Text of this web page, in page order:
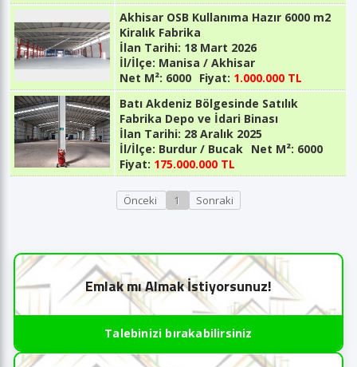
Akhisar OSB Kullanıma Hazır 6000 m2
Kiralık Fabrika
İlan Tarihi: 18 Mart 2026
İl/İlçe: Manisa / Akhisar
Net M²: 6000 Fiyat: 1.000.000 TL
Batı Akdeniz Bölgesinde Satılık
Fabrika Depo ve İdari Binası
İlan Tarihi: 28 Aralık 2025
İl/İlçe: Burdur / Bucak Net M²: 6000
Fiyat: 175.000.000 TL
Önceki 1 Sonraki
Emlak mı Almak İstiyorsunuz!
Talebinizi bırakabilirsiniz